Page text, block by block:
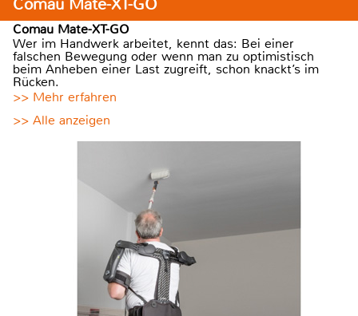
Comau Mate-XT-GO
Comau Mate-XT-GO
Wer im Handwerk arbeitet, kennt das: Bei einer
falschen Bewegung oder wenn man zu optimistisch
beim Anheben einer Last zugreift, schon knackt’s im
Rücken.
>> Mehr erfahren
>> Alle anzeigen